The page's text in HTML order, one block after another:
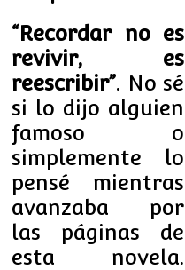
“Recordar no es
revivir, es
reescribir”. No sé
si lo dijo alguien
famoso o
simplemente lo
pensé mientras
avanzaba por
las páginas de
esta novela.